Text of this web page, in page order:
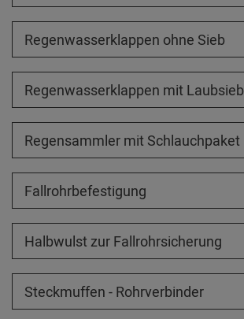
Regenwasserklappen ohne Sieb
Regenwasserklappen mit Laubsieb
Regensammler mit Schlauchpaket
Fallrohrbefestigung
Halbwulst zur Fallrohrsicherung
Steckmuffen - Rohrverbinder